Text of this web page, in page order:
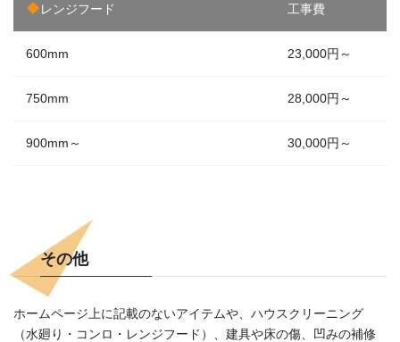
レンジフード 工事費
600mm 23,000円～
750mm 28,000円～
900mm～ 30,000円～
その他
ホームページ上に記載のないアイテムや、ハウスクリーニング
（水廻り・コンロ・レンジフード）、建具や床の傷、凹みの補修